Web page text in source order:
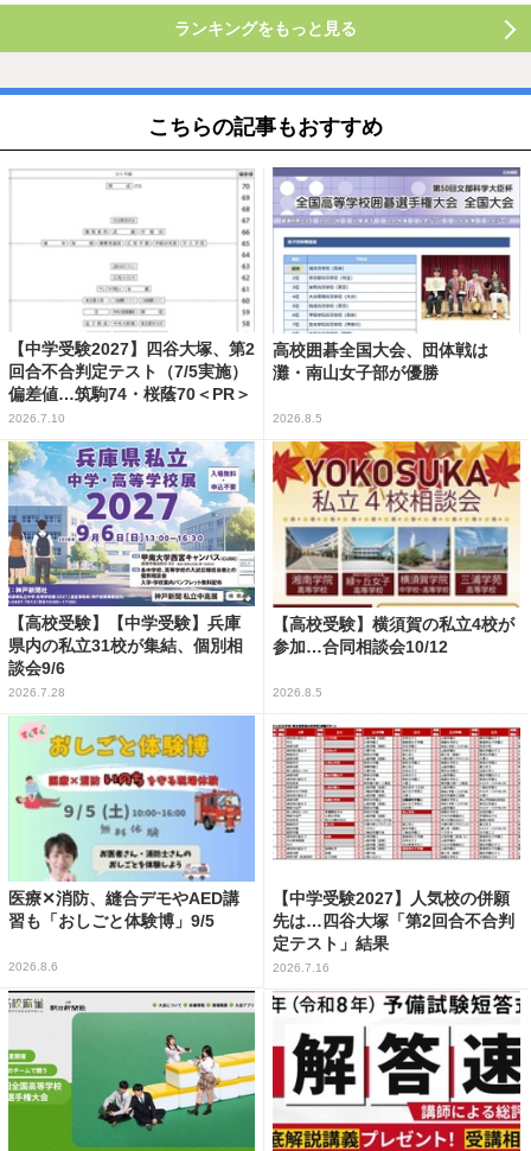
ランキングをもっと見る
こちらの記事もおすすめ
【中学受験2027】四谷大塚、第2
回合不合判定テスト（7/5実施）
偏差値…筑駒74・桜蔭70＜PR＞
2026.7.10
高校囲碁全国大会、団体戦は
灘・南山女子部が優勝
2026.8.5
【高校受験】【中学受験】兵庫
県内の私立31校が集結、個別相
談会9/6
2026.7.28
【高校受験】横須賀の私立4校が
参加…合同相談会10/12
2026.8.5
医療✕消防、縫合デモやAED講
習も「おしごと体験博」9/5
2026.8.6
【中学受験2027】人気校の併願
先は…四谷大塚「第2回合不合判
定テスト」結果
2026.7.16